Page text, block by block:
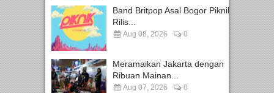
Band Britpop Asal Bogor Piknik
Rilis...
Aug 08, 2026 0
Meramaikan Jakarta dengan
Ribuan Mainan...
Aug 07, 2026 0